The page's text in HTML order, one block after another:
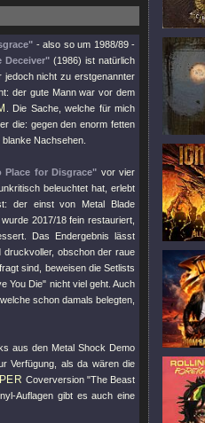
- also so um 1988/89 -
Deceiver"(1986) ist natürlich
jedoch nicht zu erstgenannter
der gute Mann war vor dem
. Die Sache, welche für mich
die: gegen den enorm fetten
Nachsehen.
Place for Disgrace" vor vier
beleuchtet hat, erlebt
der einst von Metal Blade
2017/18 fein restauriert,
Das Endergebnis lässt
druckvoller, obschon der raue
sind, beweisen die Setlists
You Die" nicht viel geht. Auch
schon damals belegten,
aus den Metal Shock Demo
Verfügung, als da wären die
Coverversion "The Beast
Auflagen gibt es auch eine